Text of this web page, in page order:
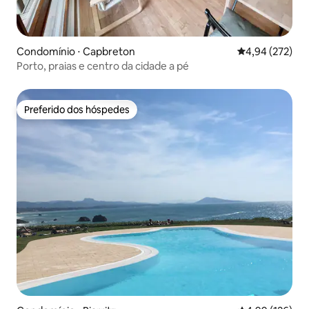
Condomínio ⋅ Capbreton 4,94 de uma
4,94 (272)
Porto, praias e centro da cidade a pé
Preferido dos hóspedes
Preferido dos hóspedes